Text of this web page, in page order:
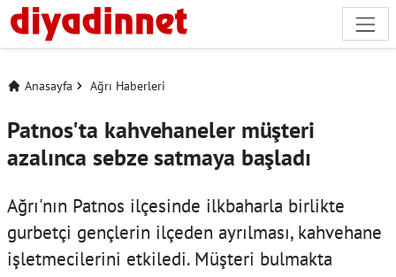
Anasayfa Ağrı Haberleri
Patnos'ta kahvehaneler müşteri
azalınca sebze satmaya başladı
Ağrı'nın Patnos ilçesinde ilkbaharla birlikte
gurbetçi gençlerin ilçeden ayrılması, kahvehane
işletmecilerini etkiledi. Müşteri bulmakta